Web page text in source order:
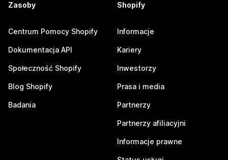
Zasoby
Centrum Pomocy Shopify
Dokumentacja API
Społeczność Shopify
Blog Shopify
Badania
Shopify
Informacje
Kariery
Inwestorzy
Prasa i media
Partnerzy
Partnerzy afiliacyjni
Informacje prawne